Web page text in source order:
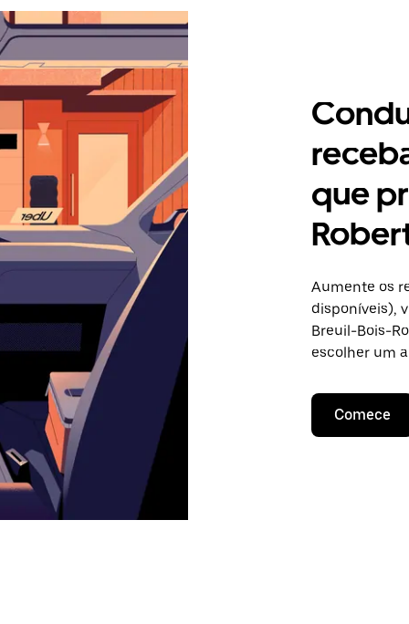
que
Aumente os
disponíveis),
Breuil-Bois-
escolher um
Comece